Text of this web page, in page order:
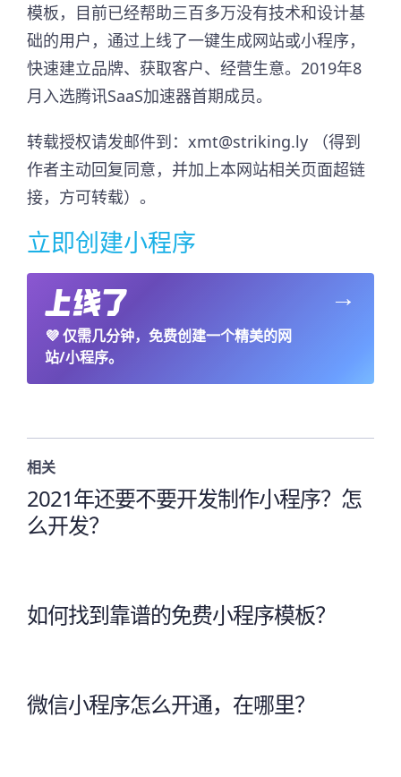
模板，目前已经帮助三百多万没有技术和设计基
础的用户，通过上线了一键生成网站或小程序，
快速建立品牌、获取客户、经营生意。2019年8
月入选腾讯SaaS加速器首期成员。​
转载授权请发邮件到：xmt@striking.ly （得到
作者主动回复同意，并加上本网站相关页面超链
接，方可转载）。
立即创建小程序
💜仅需几分钟，免费创建一个精美的网
站/小程序。
→
相关
2021年还要不要开发制作小程序？怎
么开发？
如何找到靠谱的免费小程序模板？
微信小程序怎么开通，在哪里？